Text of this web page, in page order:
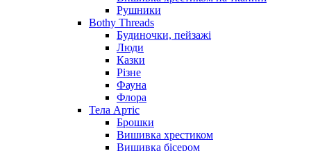
Рушники
Bothy Threads
Будиночки, пейзажі
Люди
Казки
Різне
Фауна
Флора
Тела Артіс
Брошки
Вишивка хрестиком
Вишивка бісером